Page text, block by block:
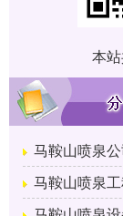
本
马鞍山喷泉
马鞍山喷泉